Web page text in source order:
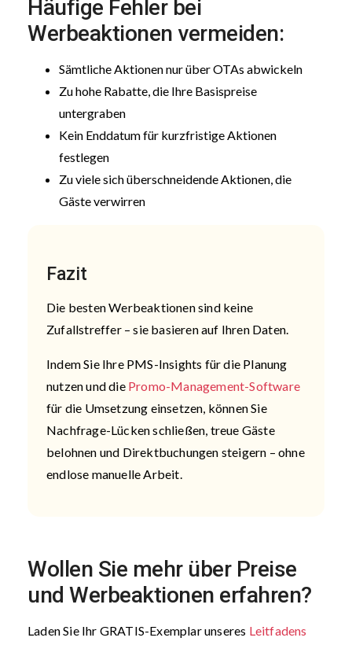
Häufige Fehler bei
Werbeaktionen vermeiden:
Sämtliche Aktionen nur über OTAs abwickeln
Zu hohe Rabatte, die Ihre Basispreise
untergraben
Kein Enddatum für kurzfristige Aktionen
festlegen
Zu viele sich überschneidende Aktionen, die
Gäste verwirren
Fazit
Die besten Werbeaktionen sind keine
Zufallstreffer – sie basieren auf Ihren Daten.
Indem Sie Ihre PMS-Insights für die Planung
nutzen und die Promo-Management-Software
für die Umsetzung einsetzen, können Sie
Nachfrage-Lücken schließen, treue Gäste
belohnen und Direktbuchungen steigern – ohne
endlose manuelle Arbeit.
Wollen Sie mehr über Preise
und Werbeaktionen erfahren?
Laden Sie Ihr GRATIS-Exemplar unseres Leitfadens